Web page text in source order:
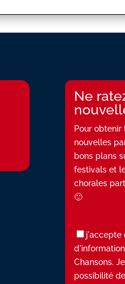
Ne
Pour obtenir
nouvelles
bons plans
festivals et
chorales
🙂
j'accepte
Chansons.
possibilité